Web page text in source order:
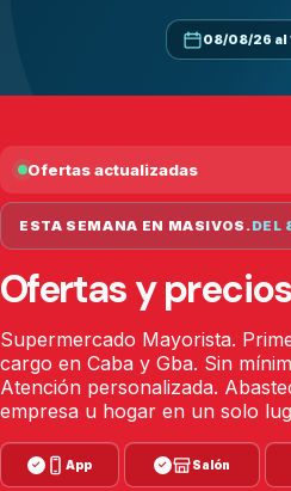
08/08/26 al
Ofertas actualizadas
ESTA SEMANA EN MASIVOS.DEL
Ofertas y precios
Supermercado Mayorista.
cargo en Caba y Gba. Sin
Atención personalizada.
empresa u hogar en un solo
✓ App ✓ Salón